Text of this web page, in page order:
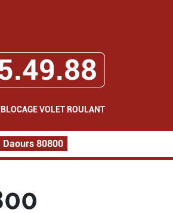
VOLET ROULANT
Daours 80800